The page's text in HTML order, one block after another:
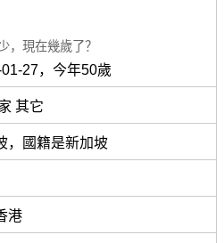
，現在幾歲了？
27，今年50歲
其它
，國籍是新加坡
港